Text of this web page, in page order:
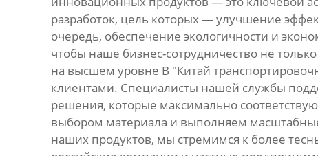
разработок, цель которых — улучшение
очередь, обеспечение экологичности и
чтобы наше бизнес-сотрудничество не
на высшем уровне В "Китай
клиентами. Специалисты нашей службы
решения, которые максимально
выбором материала и выполняем
наших продуктов, мы стремимся к более